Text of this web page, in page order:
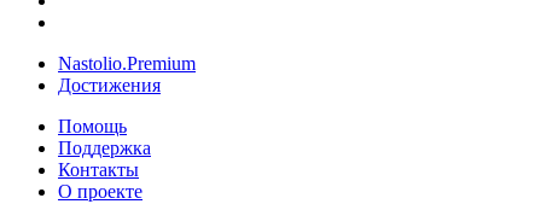
Nastolio.Premium
Достижения
Помощь
Поддержка
Контакты
О проекте